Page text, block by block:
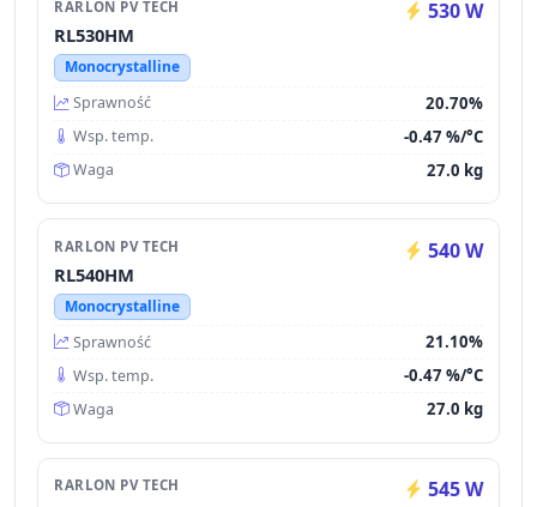
RARLON PV TECH 530 W
RL530HM
Monocrystalline
Sprawność
20.70%
Wsp. temp. -0.47 %/°C
Waga 27.0 kg
RARLON PV TECH 540 W
RL540HM
Monocrystalline
Sprawność
21.10%
Wsp. temp. -0.47 %/°C
Waga 27.0 kg
RARLON PV TECH 545 W